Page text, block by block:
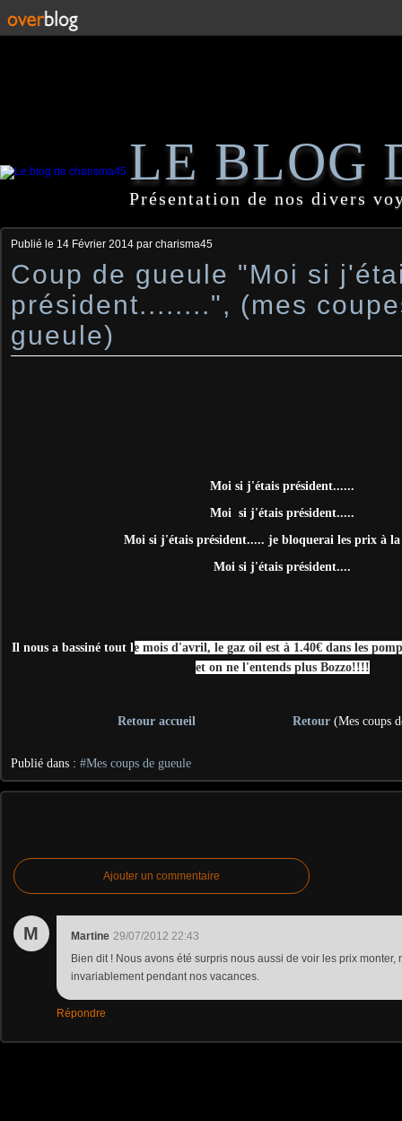
LE BLOG
Présentation de nos divers
Publié le 14 Février 2014 par charisma45
Coup de gueule "Moi si
président........", (mes
gueule)
Moi si j'étais président......
Moi si j'étais président.....
Moi si j'étais président..... je bloquerai les prix à
Moi si j'étais président....
Il nous a bassiné tout le mois d'avril, le gaz oil est à 1.40€ dans les
et on ne l'entends plus Bozzo!!!!
Retour accueil Retour (Mes coups
Publié dans : #Mes coups de gueule
Ajouter un commentaire
M Martine 29/07/2012 22:43
Bien dit ! Nous avons été surpris nous aussi de voir les prix monter,
invariablement pendant nos vacances.
Répondre